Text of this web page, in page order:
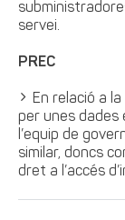
servei.
PREC
En relació a
per unes dades
l’equip de
similar, doncs
dret a l’accés